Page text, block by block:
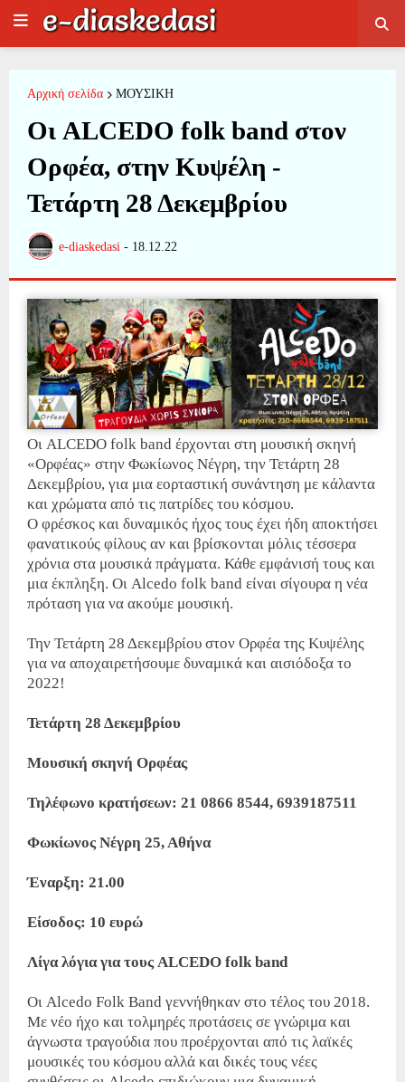
Αρχική σελίδα ΜΟΥΣΙΚΗ
Οι ALCEDO folk band στον
Ορφέα, στην Κυψέλη -
Τετάρτη 28 Δεκεμβρίου
e-diaskedasi - 18.12.22
Οι ALCEDO folk band έρχονται στη μουσική σκηνή
«Ορφέας» στην Φωκίωνος Νέγρη, την Τετάρτη 28
Δεκεμβρίου, για μια εορταστική συνάντηση με κάλαντα
και χρώματα από τις πατρίδες του κόσμου.
Ο φρέσκος και δυναμικός ήχος τους έχει ήδη αποκτήσει
φανατικούς φίλους αν και βρίσκονται μόλις τέσσερα
χρόνια στα μουσικά πράγματα. Κάθε εμφάνισή τους και
μια έκπληξη. Οι Alcedo folk band είναι σίγουρα η νέα
πρόταση για να ακούμε μουσική.
Την Τετάρτη 28 Δεκεμβρίου στον Ορφέα της Κυψέλης
για να αποχαιρετήσουμε δυναμικά και αισιόδοξα το
2022!
Τετάρτη 28 Δεκεμβρίου
Μουσική σκηνή Ορφέας
Τηλέφωνο κρατήσεων: 21 0866 8544, 6939187511
Φωκίωνος Νέγρη 25, Αθήνα
Έναρξη: 21.00
Είσοδος: 10 ευρώ
Λίγα λόγια για τους ALCEDO folk band
Οι Alcedo Folk Band γεννήθηκαν στο τέλος του 2018.
Με νέο ήχο και τολμηρές προτάσεις σε γνώριμα και
άγνωστα τραγούδια που προέρχονται από τις λαϊκές
μουσικές του κόσμου αλλά και δικές τους νέες